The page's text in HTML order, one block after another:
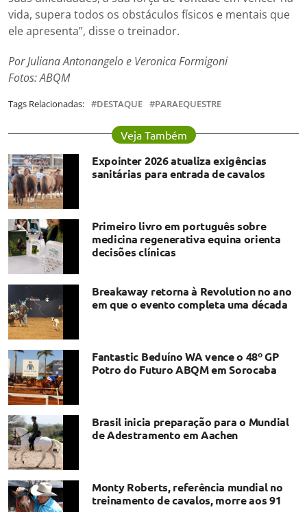
vida, supera todos os obstáculos físicos e mentais que
ele apresenta”, disse o treinador.
Por Juliana Antonangelo e Veronica Formigoni
Fotos: ABQM
Tags Relacionadas: DESTAQUE PARAEQUESTRE
Veja Também
Expointer 2026 atualiza exigências
sanitárias para entrada de cavalos
Primeiro livro em português sobre
medicina regenerativa equina orienta
decisões clínicas
Breakaway retorna à Revolution no ano
em que o evento completa uma década
Fantastic Beduíno WA vence o 48º GP
Potro do Futuro ABQM em Sorocaba
Brasil inicia preparação para o Mundial
de Adestramento em Aachen
Monty Roberts, referência mundial no
treinamento de cavalos, morre aos 91